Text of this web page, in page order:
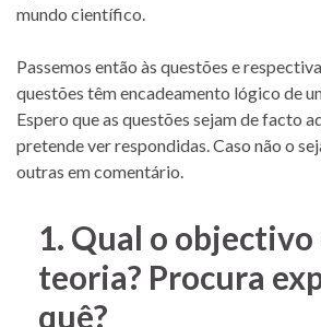
mundo científico.
Passemos então às questões e
questões têm encadeamento lógico de
Espero que as questões sejam de facto
pretende ver respondidas. Caso não o
outras em comentário.
1. Qual o objectivo
teoria? Procura
quê?